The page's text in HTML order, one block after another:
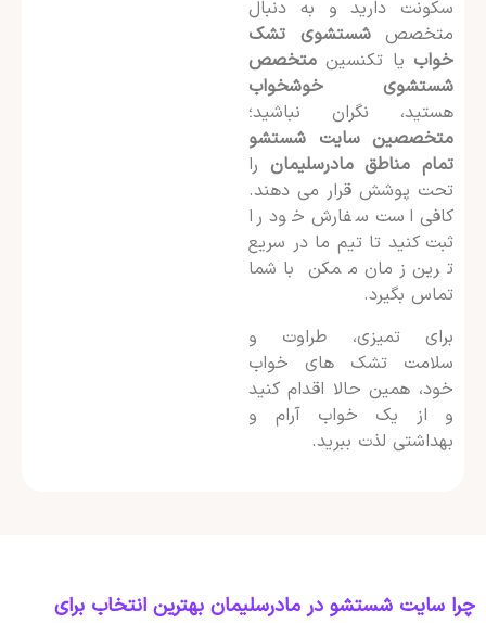
سکونت دارید و به دنبال
متخصص شستشوی تشک
خوابیا تکنسین متخصص
شستشوی خوشخواب
هستید، نگران نباشید؛
متخصصین سایت شستشو
تمام مناطق مادرسلیمانرا
تحت پوشش قرار می دهند.
کافی است سفارش خود را
ثبت کنید تا تیم ما در سریع
ترین زمان ممکن با شما
تماس بگیرد.
برای تمیزی، طراوت و
سلامت تشک های خواب
خود، همین حالا اقدام کنید
و از یک خواب آرام و
بهداشتی لذت ببرید.
چرا سایت شستشو در مادرسلیمان بهترین انتخاب برای